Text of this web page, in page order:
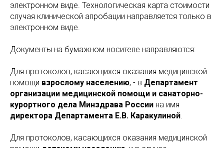
электронном виде. Технологическая карта стоимости
случая клинической апробации направляется только в
электронном виде.
Документы на бумажном носителе направляются:
Для протоколов, касающихся оказания медицинской
помощи взрослому населению, - в Департамент
организации медицинской помощи и санаторно-
курортного дела Минздрава России на имя
директора Департамента Е.В. Каракулиной.
Для протоколов, касающихся оказания медицинской